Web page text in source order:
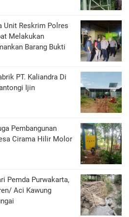
Unit Reskrim Polres
Melakukan
Barang Bukti
PT. Kaliandra Di
Ijin
Pembangunan
Cirama Hilir Molor
Pemda Purwakarta,
Aci Kawung